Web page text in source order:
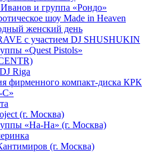
и группа «Рондо»
шоу Made in Heaven
женский день
с участием DJ SHUSHUKIN
«Quest Pistols»
Riga
фирменного компакт-диска КРК
С»
(г. Москва)
«На-На» (г. Москва)
(г. Москва)